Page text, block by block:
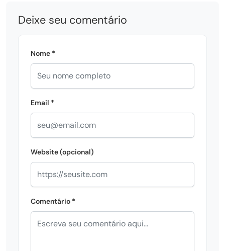
Deixe seu comentário
Nome *
Email *
Website (opcional)
Comentário *